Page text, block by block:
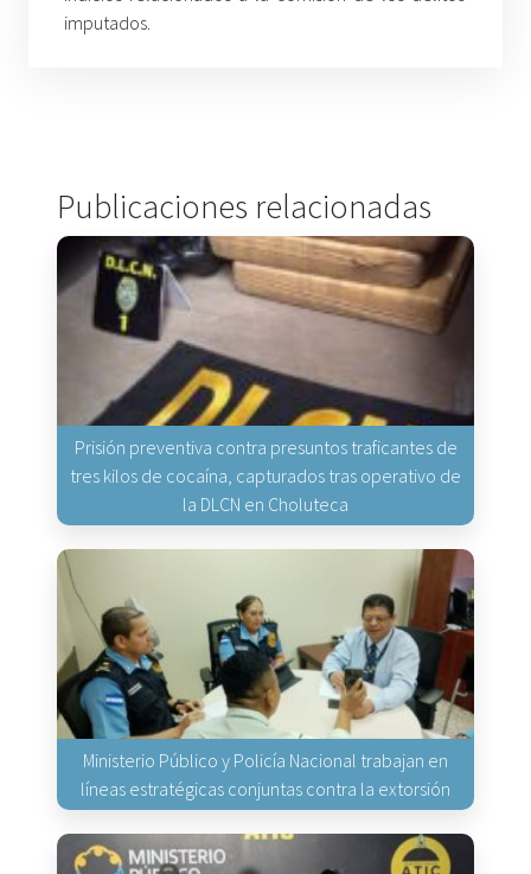
imputados.
Publicaciones relacionadas
Prisión preventiva contra presuntos traficantes de
tres kilos de cocaína, capturados tras operativo de
la DLCN en Choluteca
Ministerio Público y Policía Nacional trabajan en
líneas estratégicas conjuntas contra la extorsión